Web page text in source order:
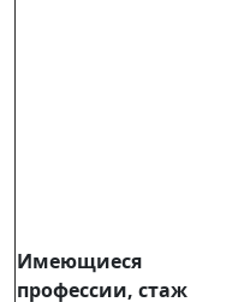
Имеющиеся
профессии, стаж